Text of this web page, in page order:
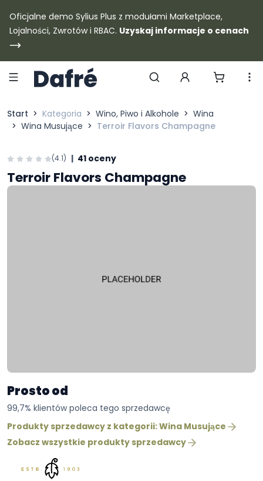
Dafre
Oficjalne demo Sylius Plus z modułami Marketplace,
Lojalności, Zwrotów i RBAC. Uzyskaj informacje o cenach
Start
Kategoria Wino, Piwo i Alkohole
Wina
Wina Musujące
Terroir Flavors Champagne
(4.1) | 41 oceny
Terroir Flavors Champagne
Prosto od
99,7% klientów poleca tego sprzedawcę
Produkty sprzedawcy z kategorii: Wina Musujące
Zobacz wszystkie produkty sprzedawcy